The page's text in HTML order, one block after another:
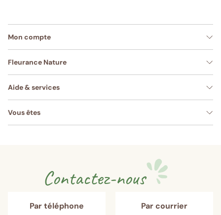
Mon compte
Fleurance Nature
Aide & services
Vous êtes
Contactez-nous
Par téléphone
Par courrier